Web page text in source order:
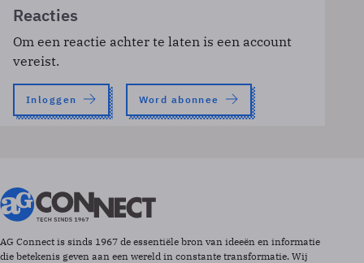
Reacties
Om een reactie achter te laten is een account
vereist.
Inloggen Word abonnee
AG Connect is sinds 1967 de essentiële bron van ideeën en informatie
die betekenis geven aan een wereld in constante transformatie. Wij